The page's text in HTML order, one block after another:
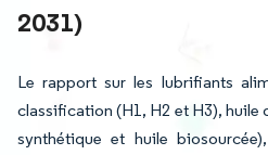
2031)
Le rapport sur les lubrifiants
classification (H1, H2 et H3), huile
synthétique et huile